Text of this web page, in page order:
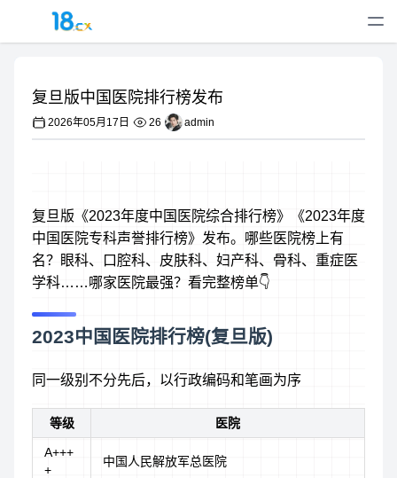
复旦版中国医院排行榜发布
2026年05月17日 26 admin
复旦版《2023年度中国医院综合排行榜》《2023年度
中国医院专科声誉排行榜》发布。哪些医院榜上有
名？眼科、口腔科、皮肤科、妇产科、骨科、重症医
学科……哪家医院最强？看完整榜单👇
2023中国医院排行榜(复旦版)
同一级别不分先后，以行政编码和笔画为序
等级 医院
A+++
+
中国人民解放军总医院